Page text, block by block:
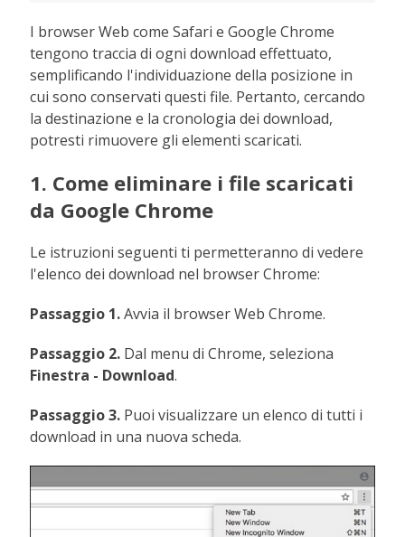
I browser Web come Safari e Google Chrome
tengono traccia di ogni download effettuato,
semplificando l'individuazione della posizione in
cui sono conservati questi file. Pertanto, cercando
la destinazione e la cronologia dei download,
potresti rimuovere gli elementi scaricati.
1. Come eliminare i file scaricati
da Google Chrome
Le istruzioni seguenti ti permetteranno di vedere
l'elenco dei download nel browser Chrome:
Passaggio 1.Avvia il browser Web Chrome.
Passaggio 2. Dal menu di Chrome, seleziona
Finestra - Download.
Passaggio 3. Puoi visualizzare un elenco di tutti i
download in una nuova scheda.